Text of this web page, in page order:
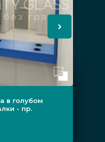
в голубом
- пр.